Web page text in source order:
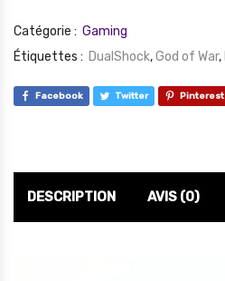
Catégorie : Gaming
Étiquettes : DualShock,God of War,
Facebook Twitter Pinterest
DESCRIPTION AVIS (0)